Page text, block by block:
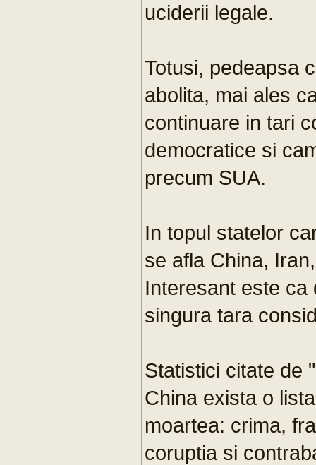
uciderii legale.
Totusi, pedeapsa
abolita, mai ales
continuare in tari
democratice si
precum SUA.
In topul statelor
se afla China,
Interesant este ca
singura tara
Statistici citate de
China exista o
moartea: crima,
coruptia si